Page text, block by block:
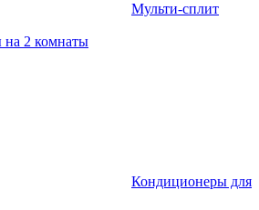
Мульти-сплит
на 2 комнаты
Кондиционеры для